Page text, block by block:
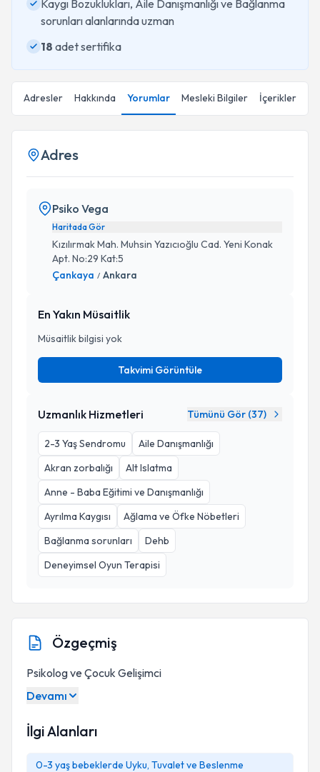
Kaygı Bozuklukları, Aile Danışmanlığı ve Bağlanma
sorunları alanlarında uzman
18 adet sertifika
Adresler Hakkında Yorumlar Mesleki Bilgiler İçerikler
Adres
Psiko Vega
Haritada Gör
Kızılırmak Mah. Muhsin Yazıcıoğlu Cad. Yeni Konak
Apt. No:29 Kat:5
Çankaya / Ankara
En Yakın Müsaitlik
Müsaitlik bilgisi yok
Takvimi Görüntüle
Uzmanlık Hizmetleri Tümünü Gör (37)
2-3 Yaş Sendromu
Aile Danışmanlığı
Akran zorbalığı
Alt Islatma
Anne - Baba Eğitimi ve Danışmanlığı
Ayrılma Kaygısı
Ağlama ve Öfke Nöbetleri
Bağlanma sorunları
Dehb
Deneyimsel Oyun Terapisi
Özgeçmiş
Psikolog ve Çocuk Gelişimci
Devamı
İlgi Alanları
0-3 yaş bebeklerde Uyku, Tuvalet ve Beslenme